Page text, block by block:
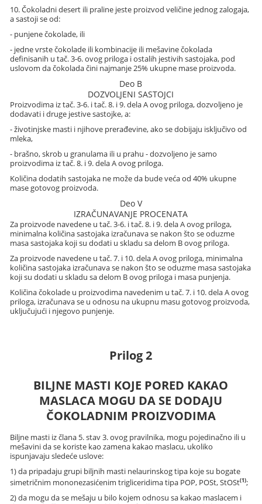
10. Čokoladni desert ili praline jeste proizvod veličine jednog zalogaja,
a sastoji se od:
- punjene čokolade, ili
- jedne vrste čokolade ili kombinacije ili mešavine čokolada
definisanih u tač. 3-6. ovog priloga i ostalih jestivih sastojaka, pod
uslovom da čokolada čini najmanje 25% ukupne mase proizvoda.
Deo B
DOZVOLJENI SASTOJCI
Proizvodima iz tač. 3-6. i tač. 8. i 9. dela A ovog priloga, dozvoljeno je
dodavati i druge jestive sastojke, a:
- životinjske masti i njihove prerađevine, ako se dobijaju isključivo od
mleka,
- brašno, skrob u granulama ili u prahu - dozvoljeno je samo
proizvodima iz tač. 8. i 9. dela A ovog priloga.
Količina dodatih sastojaka ne može da bude veća od 40% ukupne
mase gotovog proizvoda.
Deo V
IZRAČUNAVANJE PROCENATA
Za proizvode navedene u tač. 3-6. i tač. 8. i 9. dela A ovog priloga,
minimalna količina sastojaka izračunava se nakon što se oduzme
masa sastojaka koji su dodati u skladu sa delom B ovog priloga.
Za proizvode navedene u tač. 7. i 10. dela A ovog priloga, minimalna
količina sastojaka izračunava se nakon što se oduzme masa sastojaka
koji su dodati u skladu sa delom B ovog priloga i masa punjenja.
Količina čokolade u proizvodima navedenim u tač. 7. i 10. dela A ovog
priloga, izračunava se u odnosu na ukupnu masu gotovog proizvoda,
uključujući i njegovo punjenje.
Prilog 2
BILJNE MASTI KOJE PORED KAKAO
MASLACA MOGU DA SE DODAJU
ČOKOLADNIM PROIZVODIMA
Biljne masti iz člana 5. stav 3. ovog pravilnika, mogu pojedinačno ili u
mešavini da se koriste kao zamena kakao maslacu, ukoliko
ispunjavaju sledeće uslove:
1) da pripadaju grupi biljnih masti nelaurinskog tipa koje su bogate
simetričnim mononezasićenim trigliceridima tipa POP, POSt, StOSt(1);
2) da mogu da se mešaju u bilo kojem odnosu sa kakao maslacem i